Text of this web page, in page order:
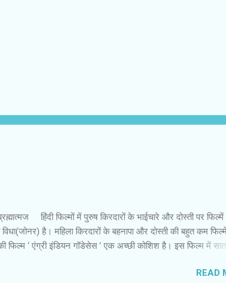
हिंदी फिल्‍मों में पुरुष किरदारों के भाईचारे और दोस्‍ती पर फिल्‍में
है। महिला किरदारों के बहनापा और दोस्‍ती की बहुत कम
फिल्‍म ‘ एंग्री इंडियन गॉडेसेस ’ एक अच्‍छी कोशिश है। इस फिल्‍म में सात
होने वाली है। बाकी लड़कियों में से कुछ की शादी हो चुकी है और कुछ
READ